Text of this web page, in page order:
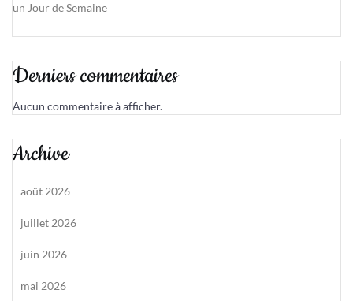
un Jour de Semaine
Derniers commentaires
Aucun commentaire à afficher.
Archive
août 2026
juillet 2026
juin 2026
mai 2026